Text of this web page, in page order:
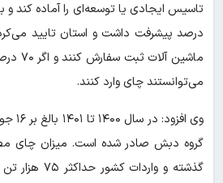
درصد پیشرفت داشت و استان تایید
ماشین
می‌توانستند چای وارد کنند.
وی